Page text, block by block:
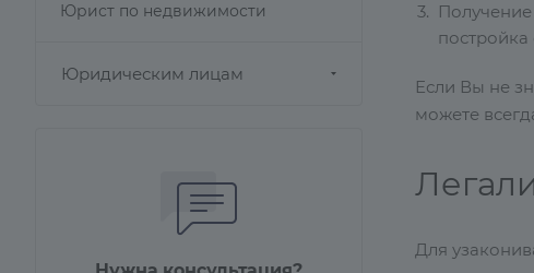
постройка
Если Вы не
можете
Для
Юрист по недвижимости
Юридическим лицам